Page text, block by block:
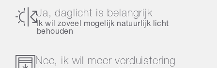
Ja, daglicht is belangrijk
Ik wil zoveel mogelijk natuurlijk licht
behouden
Nee, ik wil meer verduistering